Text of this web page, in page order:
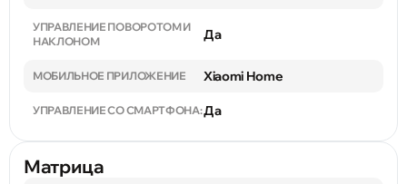
УПРАВЛЕНИЕ ПОВОРОТОМ И
НАКЛОНОМ
Да
МОБИЛЬНОЕ ПРИЛОЖЕНИЕ Xiaomi Home
УПРАВЛЕНИЕ СО СМАРТФОНА:Да
Матрица